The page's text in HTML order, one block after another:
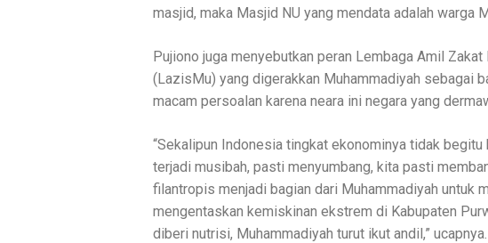
masjid, maka Masjid NU yang mendata adalah warga
Pujiono juga menyebutkan peran Lembaga Amil
(LazisMu) yang digerakkan Muhammadiyah sebagai
macam persoalan karena neara ini negara yang
“Sekalipun Indonesia tingkat ekonominya tidak
terjadi musibah, pasti menyumbang, kita pasti
filantropis menjadi bagian dari Muhammadiyah untuk
mengentaskan kemiskinan ekstrem di Kabupaten
diberi nutrisi, Muhammadiyah turut ikut andil,” ucapnya.